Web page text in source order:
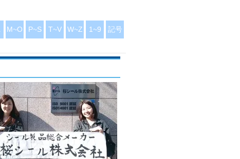
M~O P~S T~V W~Z 1~9 記号